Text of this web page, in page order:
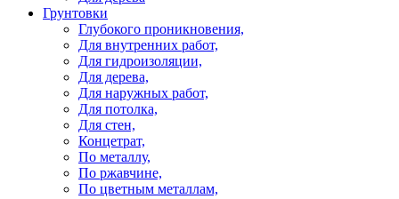
Грунтовки
Глубокого проникновения,
Для внутренних работ,
Для гидроизоляции,
Для дерева,
Для наружных работ,
Для потолка,
Для стен,
Концетрат,
По металлу,
По ржавчине,
По цветным металлам,